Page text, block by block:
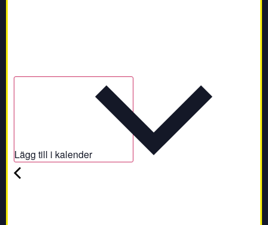
Lägg till i kalender